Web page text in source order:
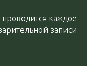
каждое
записи